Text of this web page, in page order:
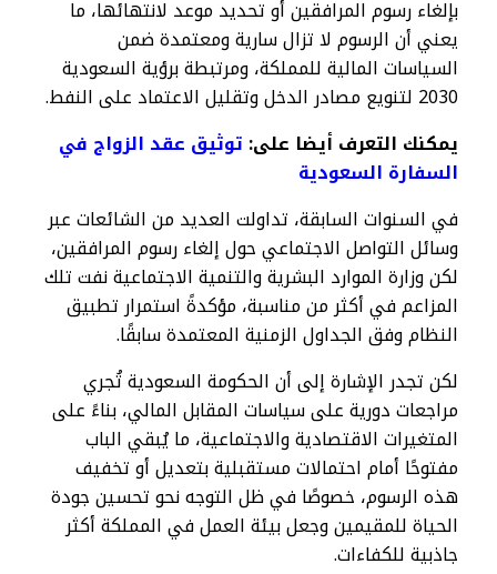
بإلغاء رسوم المرافقين أو تحديد موعد لانتهائها، ما
يعني أن الرسوم لا تزال سارية ومعتمدة ضمن
السياسات المالية للمملكة، ومرتبطة برؤية السعودية
2030 لتنويع مصادر الدخل وتقليل الاعتماد على النفط.
يمكنك التعرف أيضا على: توثيق عقد الزواج في
السفارة السعودية
في السنوات السابقة، تداولت العديد من الشائعات عبر
وسائل التواصل الاجتماعي حول إلغاء رسوم المرافقين،
لكن وزارة الموارد البشرية والتنمية الاجتماعية نفت تلك
المزاعم في أكثر من مناسبة، مؤكدةً استمرار تطبيق
النظام وفق الجداول الزمنية المعتمدة سابقًا.
لكن تجدر الإشارة إلى أن الحكومة السعودية تُجري
مراجعات دورية على سياسات المقابل المالي، بناءً على
المتغيرات الاقتصادية والاجتماعية، ما يُبقي الباب
مفتوحًا أمام احتمالات مستقبلية بتعديل أو تخفيف
هذه الرسوم، خصوصًا في ظل التوجه نحو تحسين جودة
الحياة للمقيمين وجعل بيئة العمل في المملكة أكثر
جاذبية للكفاءات.